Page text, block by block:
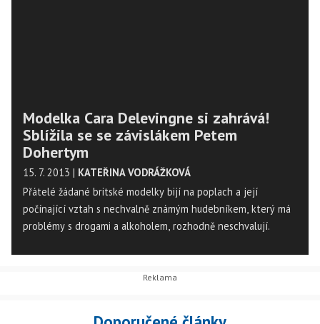
Modelka Cara Delevingne si zahrává!
Sblížila se se závislákem Petem
Dohertym
15. 7. 2013 | KATEŘINA VODRÁŽKOVÁ
Přátelé žádané britské modelky bijí na poplach a její
počínající vztah s nechvalně známým hudebníkem, který má
problémy s drogami a alkoholem, rozhodně neschvalují.